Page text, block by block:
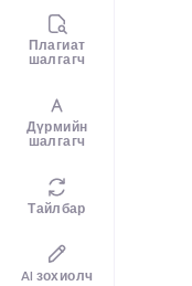
Плагиат
шалгагч
Дүрмийн
шалгагч
Тайлбар
AI зохиолч